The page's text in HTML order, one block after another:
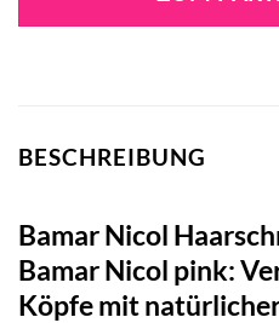
12,99 €
BESCHREIBUNG
Bamar Nicol
Bamar Nicol pink:
Köpfe mit